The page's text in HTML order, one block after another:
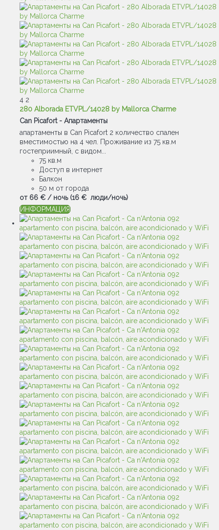
4 2
280 Alborada ETVPL/14028 by Mallorca Charme
Can Picafort - Апартаменты
апартаменты в Can Picafort 2 количество спален
вместимостью на 4 чел. Проживание из 75 кв.м
гостеприимный, с видом...
75 кв.м
Доступ в интернет
Балкон
50 м от города
от 66 € / ночь (16 € люди/ночь)
ИНФОРМАЦИЯ